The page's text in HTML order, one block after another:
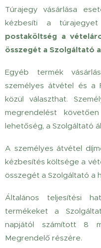
Túrajegy vásárlása
kézbesíti a
postaköltség a
összegét a Szolgáltató
Egyéb termék
személyes átvétel és a
közül választhat.
megrendelést
lehetőség, a Szolgáltató
A személyes átvétel
kézbesítés költsége a
összegét a Szolgáltató a
Általános teljesítési
termékeket a
napjától számított 8
Megrendelő részére.